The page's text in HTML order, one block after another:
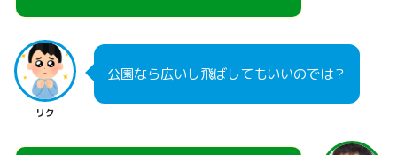
リク
公園なら広いし飛ばしてもいいのでは？